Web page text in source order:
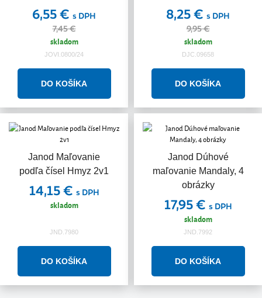
6,55 € s DPH
7,45 €
skladom
JOVI.0800/24
8,25 € s DPH
9,95 €
skladom
DJC.09658
Janod Maľovanie
podľa čísel Hmyz 2v1
14,15 € s DPH
skladom
JND.7980
Janod Dúhové
maľovanie Mandaly, 4
obrázky
17,95 € s DPH
skladom
JND.7992